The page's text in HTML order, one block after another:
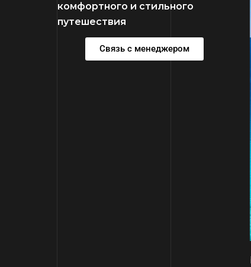
комфортного и стильного
путешествия
Связь с менеджером